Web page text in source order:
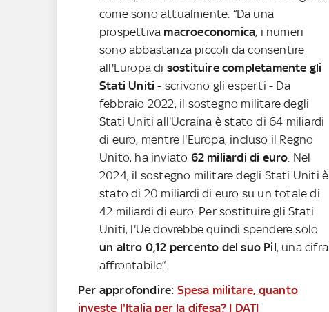
come sono attualmente. “Da una
prospettiva macroeconomica, i numeri
sono abbastanza piccoli da consentire
all'Europa di sostituire completamente gli
Stati Uniti - scrivono gli esperti - Da
febbraio 2022, il sostegno militare degli
Stati Uniti all'Ucraina è stato di 64 miliardi
di euro, mentre l'Europa, incluso il Regno
Unito, ha inviato 62 miliardi di euro. Nel
2024, il sostegno militare degli Stati Uniti è
stato di 20 miliardi di euro su un totale di
42 miliardi di euro. Per sostituire gli Stati
Uniti, l'Ue dovrebbe quindi spendere solo
un altro 0,12 percento del suo Pil, una cifra
affrontabile”.
Per approfondire: Spesa militare, quanto
investe l'Italia per la difesa? I DATI